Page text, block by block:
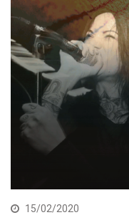
15/02/2020